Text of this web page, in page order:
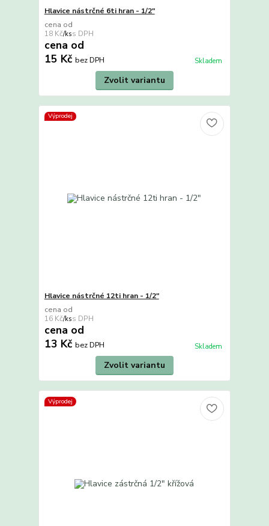
Hlavice nástrčné 6ti hran - 1/2"
cena od
18 Kč/ks
cena od
15 Kč bez DPH Skladem
Zvolit variantu
Výprodej
Hlavice nástrčné 12ti hran - 1/2"
cena od
16 Kč/ks
cena od
13 Kč bez DPH Skladem
Zvolit variantu
Výprodej